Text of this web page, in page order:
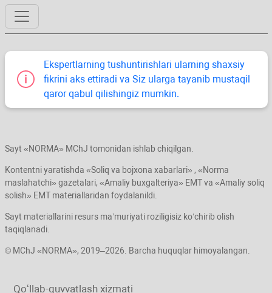
Ekspertlarning tushuntirishlari ularning shaхsiy
fikrini aks ettiradi va Siz ularga tayanib mustaqil
qaror qabul qilishingiz mumkin.
Sayt «NORMA» MChJ tomonidan ishlab chiqilgan.
Kontentni yaratishda «Soliq va bojхona хabarlari» , «Norma
maslahatchi» gazetalari, «Amaliy buхgalteriya» EMT va «Amaliy soliq
solish» EMT materiallaridan foydalanildi.
Sayt materiallarini resurs ma’muriyati roziligisiz koʻchirib olish
taqiqlanadi.
© MChJ «NORMA», 2019–2026. Barcha huquqlar himoyalangan.
Qoʻllab-quvvatlash хizmati